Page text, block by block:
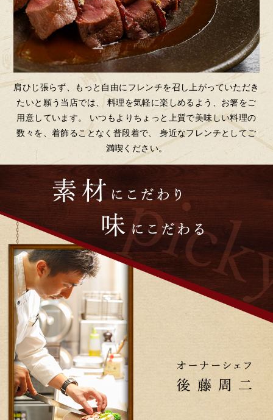
肩ひじ張らず、もっと自由にフレンチを召し上がっていただき
たいと願う当店では、
料理を気軽に楽しめるよう、お箸をご
用意しています。
いつもよりちょっと上質で美味しい料理の
数々を、着飾ることなく普段着で、
身近なフレンチとしてご
満喫ください。